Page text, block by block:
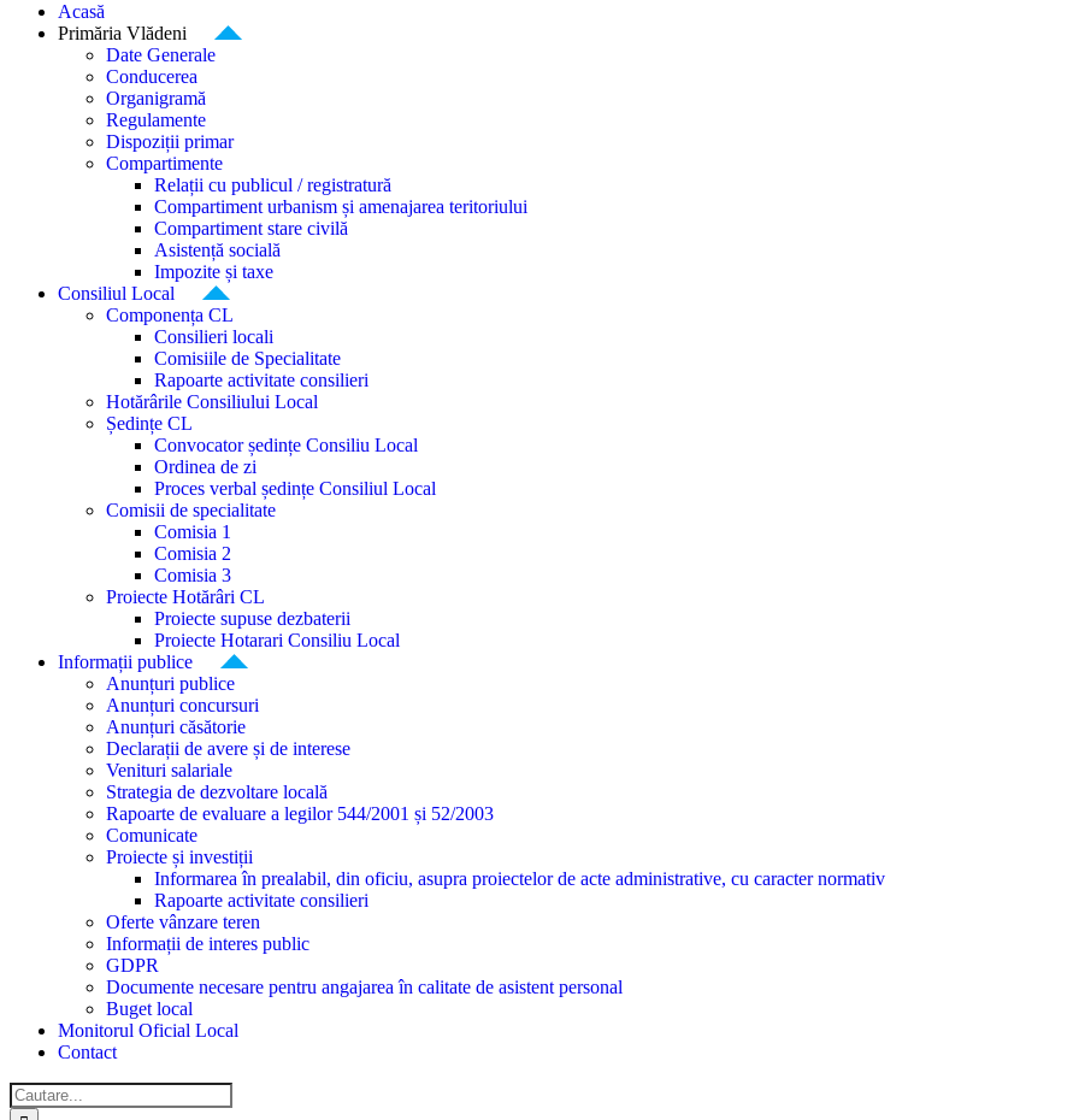
Acasă
Primăria Vlădeni
Date Generale
Conducerea
Organigramă
Regulamente
Dispoziții primar
Compartimente
Relații cu publicul / registratură
Compartiment urbanism și amenajarea teritoriului
Compartiment stare civilă
Asistență socială
Impozite și taxe
Consiliul Local
Componența CL
Consilieri locali
Comisiile de Specialitate
Rapoarte activitate consilieri
Hotărârile Consiliului Local
Ședințe CL
Convocator ședințe Consiliu Local
Ordinea de zi
Proces verbal ședințe Consiliul Local
Comisii de specialitate
Comisia 1
Comisia 2
Comisia 3
Proiecte Hotărâri CL
Proiecte supuse dezbaterii
Proiecte Hotarari Consiliu Local
Informații publice
Anunțuri publice
Anunțuri concursuri
Anunțuri căsătorie
Declarații de avere și de interese
Venituri salariale
Strategia de dezvoltare locală
Rapoarte de evaluare a legilor 544/2001 și 52/2003
Comunicate
Proiecte și investiții
Informarea în prealabil, din oficiu, asupra proiectelor de acte administrative, cu caracter normativ
Rapoarte activitate consilieri
Oferte vânzare teren
Informații de interes public
GDPR
Documente necesare pentru angajarea în calitate de asistent personal
Buget local
Monitorul Oficial Local
Contact
Cautare...